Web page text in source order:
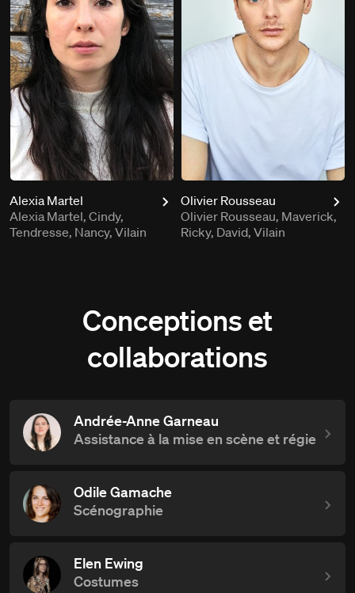
Alexia Martel
Alexia Martel, Cindy,
Tendresse, Nancy, Vilain
Olivier Rousseau
Olivier Rousseau, Maverick,
Ricky, David, Vilain
Conceptions et
collaborations
Andrée-Anne Garneau
Assistance à la mise en scène et régie
Odile Gamache
Scénographie
Elen Ewing
Costumes